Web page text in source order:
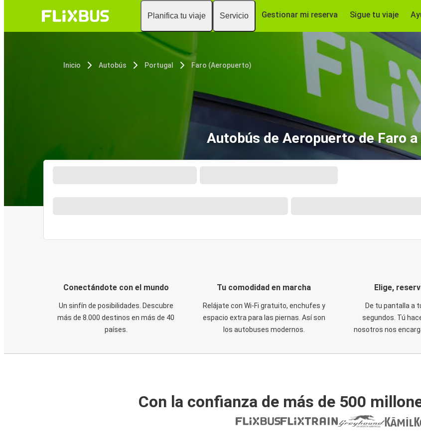
Planifica tu viaje Servicio Gestionar mi reserva Sigue tu viaje
Inicio Autobús Portugal Faro (Aeropuerto)
Autobús de Aeropuerto de Faro
Conectándote con el mundo
Un sinfín de posibilidades. Descubre
más de 8.000 destinos en más de 40
países.
Tu comodidad en marcha
Relájate con Wi-Fi gratuito, enchufes y
espacio extra para las piernas. Así son
los autobuses modernos.
Elige,
De tu pantalla a
segundos. Tú
nosotros nos
Con la confianza de más de 500